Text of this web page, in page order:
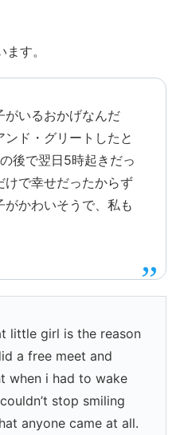
す。
がいるおかげなんだ
ド・グリートしたと
後で翌日5時起きだっ
けで幸せだったからず
かわいそうで、私も
little girl is the reason
a free meet and
when i had to wake
stop smiling
anyone came at all.